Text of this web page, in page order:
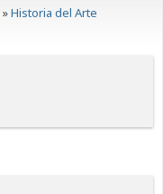
»Historia del Arte